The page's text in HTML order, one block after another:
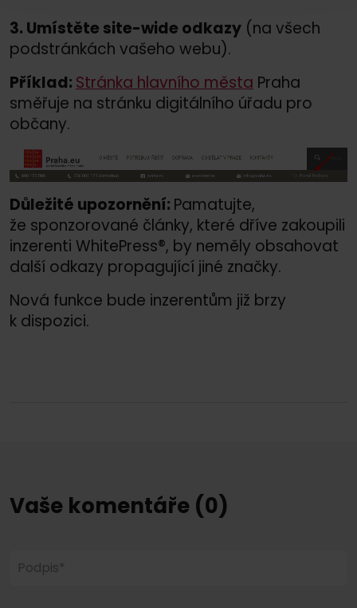
3. Umístěte site-wide odkazy (na všech
podstránkách vašeho webu).
Příklad: Stránka hlavního města Praha
směřuje na stránku digitálního úřadu pro
občany.
Důležité upozornění: Pamatujte,
že sponzorované články, které dříve zakoupili
inzerenti WhitePress®, by neměly obsahovat
další odkazy propagující jiné značky.
Nová funkce bude inzerentům již brzy
k dispozici.
Vaše komentáře (0)
Podpis*